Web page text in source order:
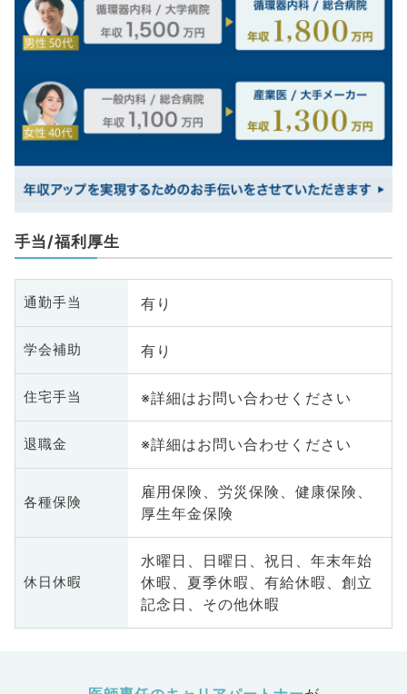
手当/福利厚生
通勤手当 有り
学会補助 有り
住宅手当 ※詳細はお問い合わせください
退職金 ※詳細はお問い合わせください
各種保険
雇用保険、労災保険、健康保険、
厚生年金保険
休日休暇
水曜日、日曜日、祝日、年末年始
休暇、夏季休暇、有給休暇、創立
記念日、その他休暇